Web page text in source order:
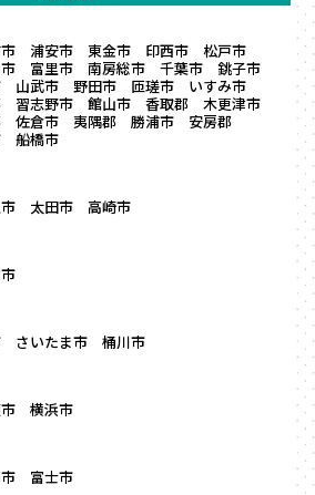
浦安市 東金市 印西市
松戸市
富里市 南房総市 千葉市
銚子市
山武市 野田市 匝瑳市
いすみ市
習志野市 館山市 香取郡
木更津市
佐倉市 夷隅郡 勝浦市
安房郡
船橋市
太田市 高崎市
さいたま市 桶川市
横浜市
富士市